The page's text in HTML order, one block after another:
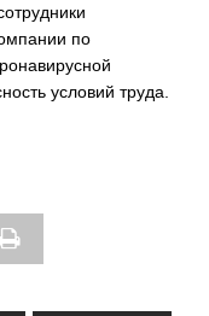
по
условий труда.